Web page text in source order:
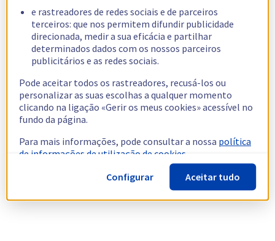
e rastreadores de redes sociais e de parceiros
terceiros: que nos permitem difundir publicidade
direcionada, medir a sua eficácia e partilhar
determinados dados com os nossos parceiros
publicitários e as redes sociais.
Pode aceitar todos os rastreadores, recusá-los ou
personalizar as suas escolhas a qualquer momento
clicando na ligação «Gerir os meus cookies» acessível no
fundo da página.
Para mais informações, pode consultar a nossa política
de informações de utilização de cookies.
Configurar
Aceitar tudo